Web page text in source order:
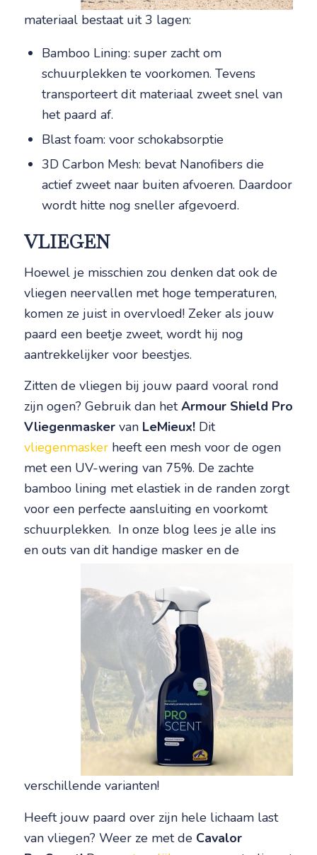
materiaal bestaat uit 3 lagen:
Bamboo Lining: super zacht om
schuurplekken te voorkomen. Tevens
transporteert dit materiaal zweet snel van
het paard af.
Blast foam: voor schokabsorptie
3D Carbon Mesh: bevat Nanofibers die
actief zweet naar buiten afvoeren. Daardoor
wordt hitte nog sneller afgevoerd.
VLIEGEN
Hoewel je misschien zou denken dat ook de
vliegen neervallen met hoge temperaturen,
komen ze juist in overvloed! Zeker als jouw
paard een beetje zweet, wordt hij nog
aantrekkelijker voor beestjes.
Zitten de vliegen bij jouw paard vooral rond
zijn ogen? Gebruik dan hetArmour Shield Pro
Vliegenmaskervan LeMieux!Dit
vliegenmasker heeft een mesh voor de ogen
met een UV-wering van 75%. De zachte
bamboo lining met elastiek in de randen zorgt
voor een perfecte aansluiting en voorkomt
schuurplekken. In onze blog lees je alle ins
en outs van dit handige masker en de
verschillende varianten!
Heeft jouw paard over zijn hele lichaam last
van vliegen? Weer ze met de Cavalor